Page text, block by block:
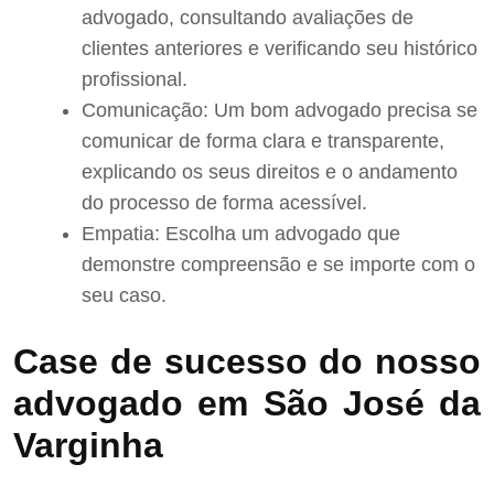
advogado, consultando avaliações de
clientes anteriores e verificando seu histórico
profissional.
Comunicação: Um bom advogado precisa se
comunicar de forma clara e transparente,
explicando os seus direitos e o andamento
do processo de forma acessível.
Empatia: Escolha um advogado que
demonstre compreensão e se importe com o
seu caso.
Case de sucesso do nosso
advogado em São José da
Varginha